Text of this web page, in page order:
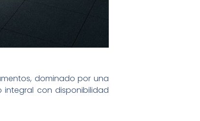
dominado por una
con disponibilidad